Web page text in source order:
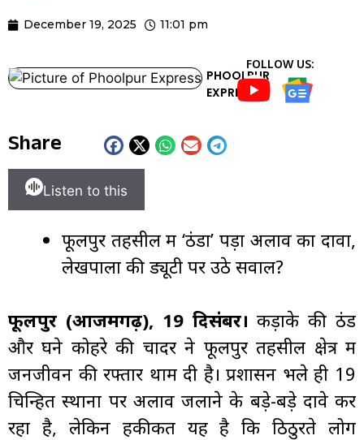
December 19, 2025 11:01 pm
PHOOLPUR
EXPRESS
FOLLOW US:
Share
Listen to this
फूलपुर तहसील में ‘ठंडा’ पड़ा अलाव का दावा,
लेखपालों की ड्यूटी पर उठे सवाल?
फूलपुर (आजमगढ़), 19 दिसंबर। कड़ाके की ठंड
और घने कोहरे की चादर ने फूलपुर तहसील क्षेत्र में
जनजीवन की रफ्तार थाम दी है। प्रशासन भले ही 19
चिन्हित स्थानों पर अलाव जलाने के बड़े-बड़े दावे कर
रहा है, लेकिन हकीकत यह है कि ठिठुरते लोग